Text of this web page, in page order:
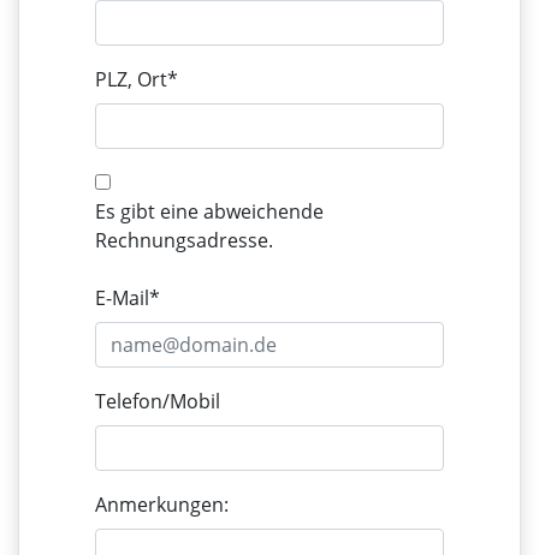
PLZ, Ort*
Es gibt eine abweichende
Rechnungsadresse.
E-Mail*
Telefon/Mobil
Anmerkungen: